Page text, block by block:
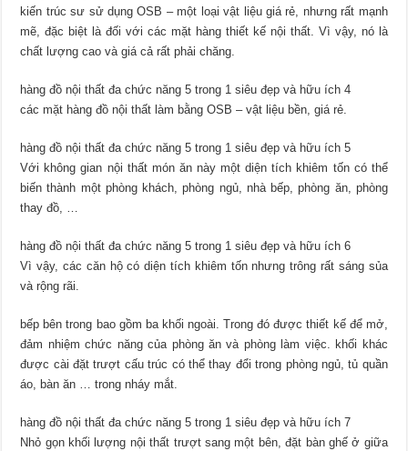
kiến trúc sư sử dụng OSB – một loại vật liệu giá rẻ, nhưng rất mạnh
mẽ, đặc biệt là đối với các mặt hàng thiết kế nội thất. Vì vậy, nó là
chất lượng cao và giá cả rất phải chăng.
hàng đồ nội thất đa chức năng 5 trong 1 siêu đẹp và hữu ích 4
các mặt hàng đồ nội thất làm bằng OSB – vật liệu bền, giá rẻ.
hàng đồ nội thất đa chức năng 5 trong 1 siêu đẹp và hữu ích 5
Với không gian nội thất món ăn này một diện tích khiêm tốn có thể
biến thành một phòng khách, phòng ngủ, nhà bếp, phòng ăn, phòng
thay đồ, …
hàng đồ nội thất đa chức năng 5 trong 1 siêu đẹp và hữu ích 6
Vì vậy, các căn hộ có diện tích khiêm tốn nhưng trông rất sáng sủa
và rộng rãi.
bếp bên trong bao gồm ba khối ngoài. Trong đó được thiết kế để mở,
đảm nhiệm chức năng của phòng ăn và phòng làm việc. khối khác
được cài đặt trượt cấu trúc có thể thay đổi trong phòng ngủ, tủ quần
áo, bàn ăn … trong nháy mắt.
hàng đồ nội thất đa chức năng 5 trong 1 siêu đẹp và hữu ích 7
Nhỏ gọn khối lượng nội thất trượt sang một bên, đặt bàn ghế ở giữa